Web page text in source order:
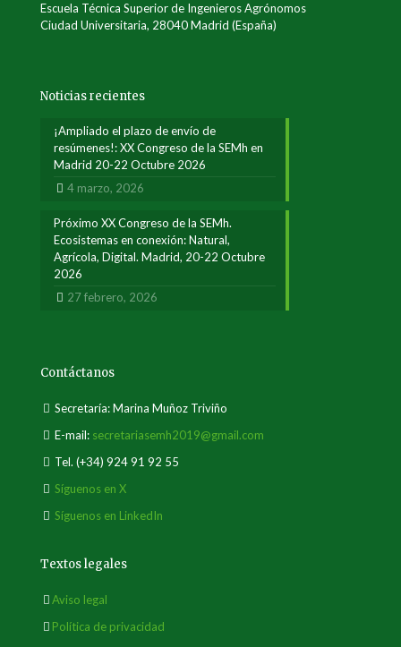
Escuela Técnica Superior de Ingenieros Agrónomos
Ciudad Universitaria, 28040 Madrid (España)
Noticias recientes
¡Ampliado el plazo de envío de
resúmenes!: XX Congreso de la SEMh en
Madrid 20-22 Octubre 2026
4 marzo, 2026
Próximo XX Congreso de la SEMh.
Ecosistemas en conexión: Natural,
Agrícola, Digital. Madrid, 20-22 Octubre
2026
27 febrero, 2026
Contáctanos
Secretaría: Marina Muñoz Triviño
E-mail: secretariasemh2019@gmail.com
Tel. (+34) 924 91 92 55
Síguenos en X
Síguenos en LinkedIn
Textos legales
Aviso legal
Política de privacidad